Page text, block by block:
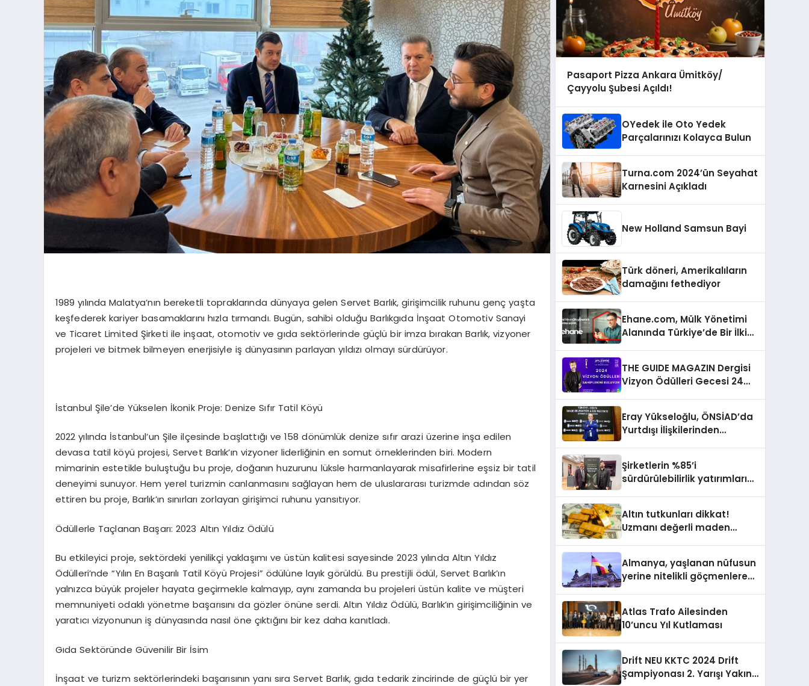
1989 yılında Malatya’nın bereketli topraklarında dünyaya gelen Servet Barlık, girişimcilik ruhunu genç yaşta
keşfederek kariyer basamaklarını hızla tırmandı. Bugün, sahibi olduğu Barlıkgıda İnşaat Otomotiv Sanayi
ve Ticaret Limited Şirketi ile inşaat, otomotiv ve gıda sektörlerinde güçlü bir imza bırakan Barlık, vizyoner
projeleri ve bitmek bilmeyen enerjisiyle iş dünyasının parlayan yıldızı olmayı sürdürüyor.
İstanbul Şile’de Yükselen İkonik Proje: Denize Sıfır Tatil Köyü
2022 yılında İstanbul’un Şile ilçesinde başlattığı ve 158 dönümlük denize sıfır arazi üzerine inşa edilen
devasa tatil köyü projesi, Servet Barlık’ın vizyoner liderliğinin en somut örneklerinden biri. Modern
mimarinin estetikle buluştuğu bu proje, doğanın huzurunu lüksle harmanlayarak misafirlerine eşsiz bir tatil
deneyimi sunuyor. Hem yerel turizmin canlanmasını sağlayan hem de uluslararası turizmde adından söz
ettiren bu proje, Barlık’ın sınırları zorlayan girişimci ruhunu yansıtıyor.
Ödüllerle Taçlanan Başarı: 2023 Altın Yıldız Ödülü
Bu etkileyici proje, sektördeki yenilikçi yaklaşımı ve üstün kalitesi sayesinde 2023 yılında Altın Yıldız
Ödülleri’nde “Yılın En Başarılı Tatil Köyü Projesi” ödülüne layık görüldü. Bu prestijli ödül, Servet Barlık’ın
yalnızca büyük projeler hayata geçirmekle kalmayıp, aynı zamanda bu projeleri üstün kalite ve müşteri
memnuniyeti odaklı yönetme başarısını da gözler önüne serdi. Altın Yıldız Ödülü, Barlık’ın girişimciliğinin ve
yaratıcı vizyonunun iş dünyasında nasıl öne çıktığını bir kez daha kanıtladı.
Gıda Sektöründe Güvenilir Bir İsim
İnşaat ve turizm sektörlerindeki başarısının yanı sıra Servet Barlık, gıda tedarik zincirinde de güçlü bir yer
Pasaport Pizza Ankara Ümitköy/
Çayyolu Şubesi Açıldı!
OYedek ile Oto Yedek
Parçalarınızı Kolayca Bulun
Turna.com 2024’ün Seyahat
Karnesini Açıkladı
New Holland Samsun Bayi
Türk döneri, Amerikalıların
damağını fethediyor
Ehane.com, Mülk Yönetimi
Alanında Türkiye’de Bir İlki
THE GUIDE MAGAZIN Dergisi
Vizyon Ödülleri Gecesi 24
Eray Yükseloğlu, ÖNSİAD’da
Yurtdışı İlişkilerinden
Şirketlerin %85’i
sürdürülebilirlik yatırımlarını
Altın tutkunları dikkat!
Uzmanı değerli maden
Almanya, yaşlanan nüfusun
yerine nitelikli göçmenlere
Atlas Trafo Ailesinden
10’uncu Yıl Kutlaması
Drift NEU KKTC 2024 Drift
Şampiyonası 2. Yarışı Yakın